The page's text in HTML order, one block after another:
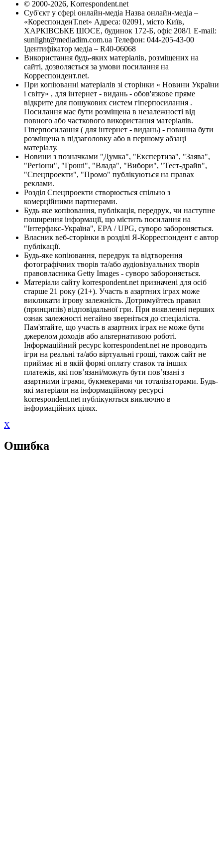
© 2000-2026, Korrespondent.net
Суб'єкт у сфері онлайн-медіа Назва онлайн-медіа –
«КореспонденТ.net» Адреса: 02091, місто Київ,
ХАРКІВСЬКЕ ШОСЕ, будинок 172-Б, офіс 208/1 E-mail:
sunlight@mediadim.com.ua Телефон: 044-205-43-00
Ідентифікатор медіа – R40-06068
Використання будь-яких матеріалів, розміщених на
сайті, дозволяється за умови посилання на
Корреспондент.net.
При копіюванні матеріалів зі сторінки « Новини України
і світу» , для інтернет - видань - обов'язкове пряме
відкрите для пошукових систем гіперпосилання .
Посилання має бути розміщена в незалежності від
повного або часткового використання матеріалів.
Гіперпосилання ( для інтернет - видань) - повинна бути
розміщена в підзаголовку або в першому абзаці
матеріалу.
Новини з позначками "Думка", "Експертиза", "Заява",
"Регіони", "Гроші", "Влада", "Вибори", "Тест-драйв",
"Спецпроекти", "Промо" публікуються на правах
реклами.
Розділ Спецпроекти створюється спільно з
комерційними партнерами.
Будь яке копіювання, публікація, передрук, чи наступне
поширення інформації, що містить посилання на
"Інтерфакс-Україна", EPA / UPG, суворо забороняється.
Власник веб-сторінки в розділі Я-Корреспондент є автор
публікації.
Будь-яке копіювання, передрук та відтворення
фотографічних творів та/або аудіовізуальних творів
правовласника Getty Images - суворо забороняється.
Матеріали сайту korrespondent.net призначені для осіб
старше 21 року (21+). Участь в азартних іграх може
викликати ігрову залежність. Дотримуйтесь правил
(принципів) відповідальної гри. При виявленні перших
ознак залежності негайно зверніться до спеціаліста.
Пам'ятайте, що участь в азартних іграх не може бути
джерелом доходів або альтернативою роботі.
Інформаційний ресурс korrespondent.net не проводить
ігри на реальні та/або віртуальні гроші, також сайт не
приймає ні в якій формі оплату ставок та інших
платежів, які пов’язані/можуть бути пов’язані з
азартними іграми, букмекерами чи тоталізаторами. Будь-
які матеріали на інформаційному ресурсі
korrespondent.net публікуються виключно в
інформаційних цілях.
X
Ошибка